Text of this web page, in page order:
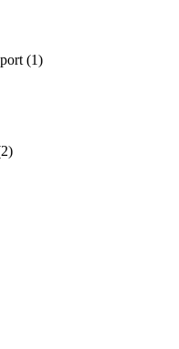
(1)